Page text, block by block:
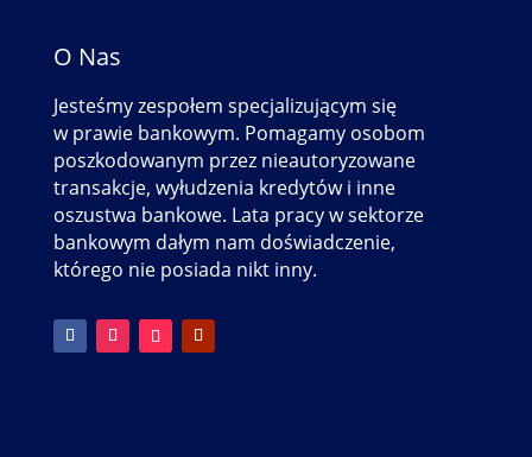
O Nas
Jesteśmy zespołem specjalizującym się
w prawie bankowym. Pomagamy osobom
poszkodowanym przez nieautoryzowane
transakcje, wyłudzenia kredytów i inne
oszustwa bankowe. Lata pracy w sektorze
bankowym dałym nam doświadczenie,
którego nie posiada nikt inny.